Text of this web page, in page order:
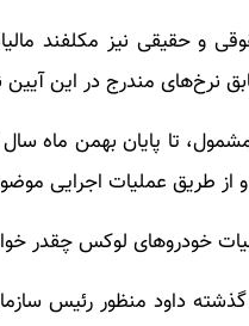
مندرج در این آیین نامه،
طریق عملیات اجرایی
خودرو‌های لوکس چقدر